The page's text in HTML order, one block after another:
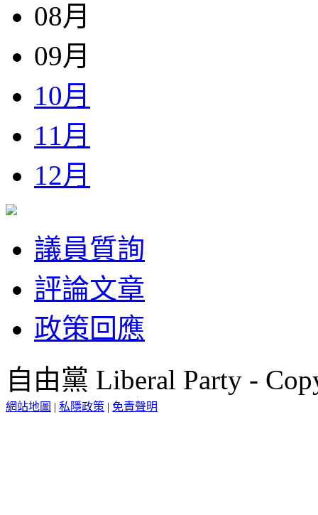
08月
09月
10月
11月
12月
議員質詢
評論文章
政策回應
自由黨 Liberal Party -
網站地圖 | 私隱政策 | 免責聲明